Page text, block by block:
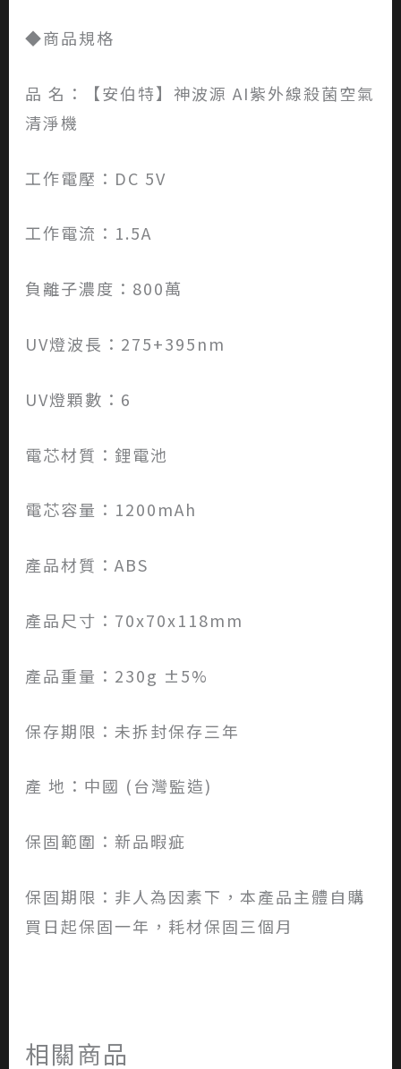
◆商品規格
品 名：【安伯特】神波源 AI紫外線殺菌空氣
清淨機
工作電壓：DC 5V
工作電流：1.5A
負離子濃度：800萬
UV燈波長：275+395nm
UV燈顆數：6
電芯材質：鋰電池
電芯容量：1200mAh
產品材質：ABS
產品尺寸：70x70x118mm
產品重量：230g ±5%
保存期限：未拆封保存三年
產 地：中國 (台灣監造)
保固範圍：新品暇疵
保固期限：非人為因素下，本產品主體自購
買日起保固一年，耗材保固三個月
相關商品